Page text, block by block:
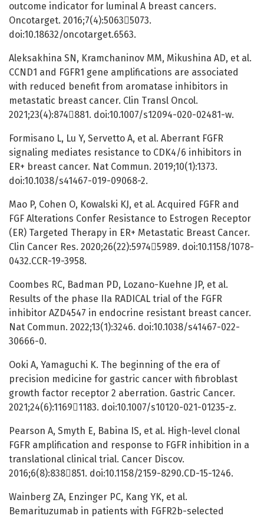
outcome indicator for luminal A breast cancers.
Oncotarget. 2016;7(4):50635073.
doi:10.18632/oncotarget.6563.
Aleksakhina SN, Kramchaninov MM, Mikushina AD, et al.
CCND1 and FGFR1 gene amplifications are associated
with reduced benefit from aromatase inhibitors in
metastatic breast cancer. Clin Transl Oncol.
2021;23(4):874881. doi:10.1007/s12094-020-02481-w.
Formisano L, Lu Y, Servetto A, et al. Aberrant FGFR
signaling mediates resistance to CDK4/6 inhibitors in
ER+ breast cancer. Nat Commun. 2019;10(1):1373.
doi:10.1038/s41467-019-09068-2.
Mao P, Cohen O, Kowalski KJ, et al. Acquired FGFR and
FGF Alterations Confer Resistance to Estrogen Receptor
(ER) Targeted Therapy in ER+ Metastatic Breast Cancer.
Clin Cancer Res. 2020;26(22):59745989. doi:10.1158/1078-
0432.CCR-19-3958.
Coombes RC, Badman PD, Lozano-Kuehne JP, et al.
Results of the phase IIa RADICAL trial of the FGFR
inhibitor AZD4547 in endocrine resistant breast cancer.
Nat Commun. 2022;13(1):3246. doi:10.1038/s41467-022-
30666-0.
Ooki A, Yamaguchi K. The beginning of the era of
precision medicine for gastric cancer with fibroblast
growth factor receptor 2 aberration. Gastric Cancer.
2021;24(6):11691183. doi:10.1007/s10120-021-01235-z.
Pearson A, Smyth E, Babina IS, et al. High-level clonal
FGFR amplification and response to FGFR inhibition in a
translational clinical trial. Cancer Discov.
2016;6(8):838851. doi:10.1158/2159-8290.CD-15-1246.
Wainberg ZA, Enzinger PC, Kang YK, et al.
Bemarituzumab in patients with FGFR2b-selected